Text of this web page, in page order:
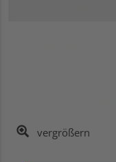
vergrößern